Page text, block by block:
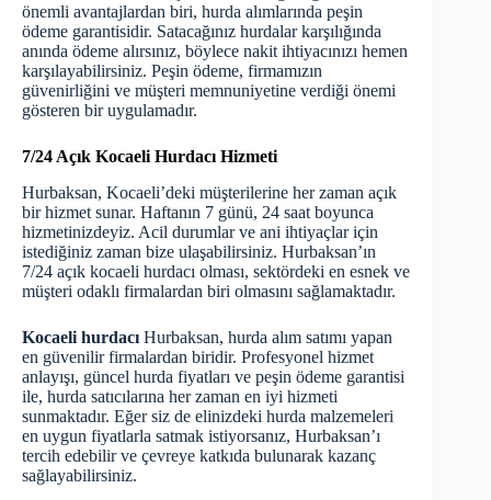
önemli avantajlardan biri, hurda alımlarında peşin
ödeme garantisidir. Satacağınız hurdalar karşılığında
anında ödeme alırsınız, böylece nakit ihtiyacınızı hemen
karşılayabilirsiniz. Peşin ödeme, firmamızın
güvenirliğini ve müşteri memnuniyetine verdiği önemi
gösteren bir uygulamadır.
7/24 Açık Kocaeli Hurdacı Hizmeti
Hurbaksan, Kocaeli’deki müşterilerine her zaman açık
bir hizmet sunar. Haftanın 7 günü, 24 saat boyunca
hizmetinizdeyiz. Acil durumlar ve ani ihtiyaçlar için
istediğiniz zaman bize ulaşabilirsiniz. Hurbaksan’ın
7/24 açık kocaeli hurdacı olması, sektördeki en esnek ve
müşteri odaklı firmalardan biri olmasını sağlamaktadır.
Kocaeli hurdacı Hurbaksan, hurda alım satımı yapan
en güvenilir firmalardan biridir. Profesyonel hizmet
anlayışı, güncel hurda fiyatları ve peşin ödeme garantisi
ile, hurda satıcılarına her zaman en iyi hizmeti
sunmaktadır. Eğer siz de elinizdeki hurda malzemeleri
en uygun fiyatlarla satmak istiyorsanız, Hurbaksan’ı
tercih edebilir ve çevreye katkıda bulunarak kazanç
sağlayabilirsiniz.